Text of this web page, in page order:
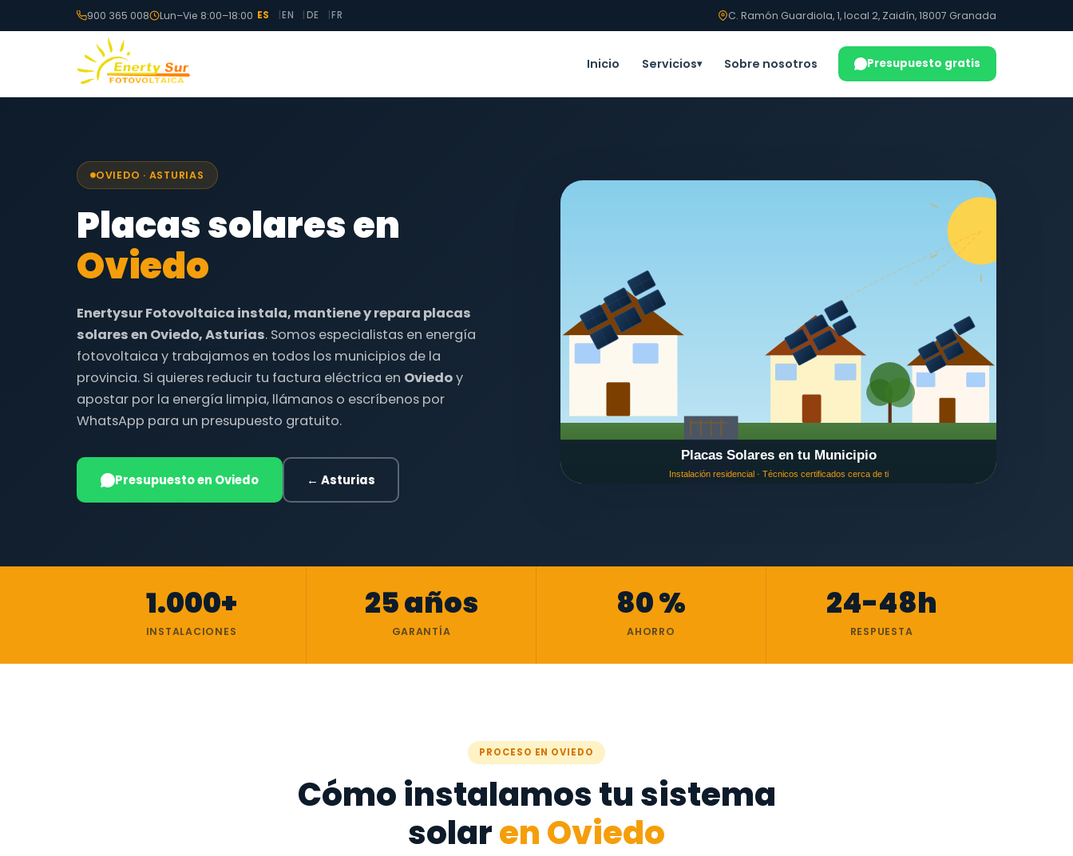
900 365 008 Lun–Vie 8:00–18:00 ES EN DE FR C. Ramón Guardiola, 1, local 2, Zaidín, 18007 Granada
Inicio Servicios▾ Sobre nosotros Presupuesto gratis
OVIEDO · ASTURIAS
Placas solares en
Oviedo
Enertysur Fotovoltaica instala, mantiene y repara placas
solares en Oviedo, Asturias. Somos especialistas en energía
fotovoltaica y trabajamos en todos los municipios de la
provincia. Si quieres reducir tu factura eléctrica en Oviedoy
apostar por la energía limpia, llámanos o escríbenos por
WhatsApp para un presupuesto gratuito.
Presupuesto en Oviedo ← Asturias
1.000+
INSTALACIONES
25 años
GARANTÍA
80 %
AHORRO
24-48h
RESPUESTA
PROCESO EN OVIEDO
Cómo instalamos tu sistema
solaren Oviedo